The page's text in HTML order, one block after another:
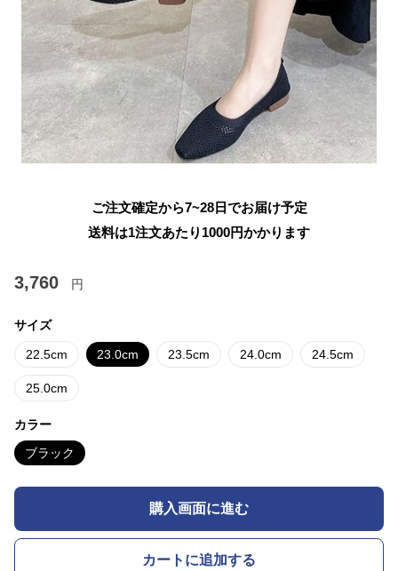
ご注文確定から7~28日でお届け予定
送料は1注文あたり 1000円かかります
3,760 円
サイズ
22.5cm 23.0cm 23.5cm 24.0cm 24.5cm
25.0cm
カラー
ブラック
購入画面に進む
カートに追加する